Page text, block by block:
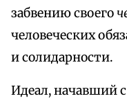
забвению своего
человеческих
и солидарности.
Идеал, начавший